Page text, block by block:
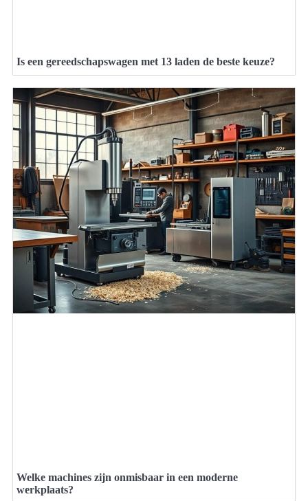
Is een gereedschapswagen met 13 laden de beste keuze?
Welke machines zijn onmisbaar in een moderne
werkplaats?